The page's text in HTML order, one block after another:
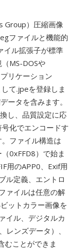
Group）圧縮画像
ファイルと機能的
イル拡張子が標準
MS-DOSや
リケーション
て.jpeを登録しま
ータを含みます。
し、品質設定に応
化でエンコードす
ファイル構造は
0xFFD8）で始ま
用のAPP0、Exif用
ル定義、エントロ
ァイルは任意の解
ットカラー画像を
イル、デジタルカ
レンズデータ）、
むことができま